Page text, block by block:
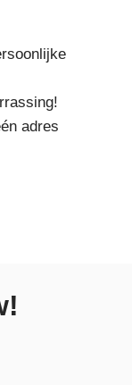
adres